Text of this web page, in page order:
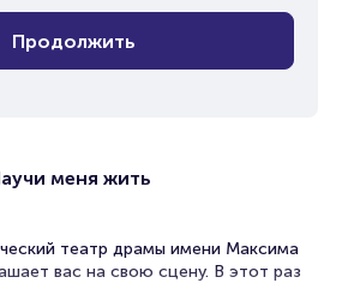
Продолжить
меня жить
театр драмы имени Максима
вас на свою сцену. В этот раз